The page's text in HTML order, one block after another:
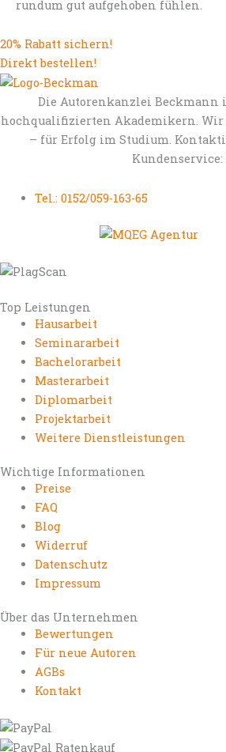
rundum gut aufgehoben fühlen.
20% Rabatt sichern!
Direkt bestellen!
Die Autorenkanzlei Beckmann
hochqualifizierten Akademikern.
– für Erfolg im Studium.
Kundenservice:
Tel.: 0152/059-163-65
Top Leistungen
Hausarbeit
Seminararbeit
Bachelorarbeit
Masterarbeit
Diplomarbeit
Projektarbeit
Weitere Dienstleistungen
Wichtige Informationen
Preise
FAQ
Blog
Widerruf
Datenschutz
Impressum
Über das Unternehmen
Bewertungen
Für neue Autoren
AGBs
Kontakt